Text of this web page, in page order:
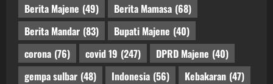
Berita Majene (49) Berita Mamasa (68)
Berita Mandar (83) Bupati Majene (40)
corona (76) covid 19 (247) DPRD Majene (40)
gempa sulbar (48) Indonesia (56) Kebakaran (47)